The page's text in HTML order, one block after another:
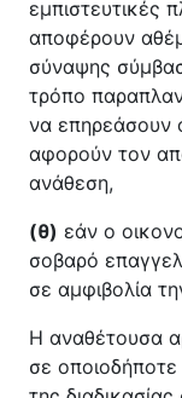
εμπιστευτικές
αποφέρουν
σύναψης
τρόπο
να επηρεάσουν
αφορούν τον
ανάθεση,
(θ) εάν ο
σοβαρό
σε αμφιβολία
Η αναθέτουσα
σε οποιοδήποτε